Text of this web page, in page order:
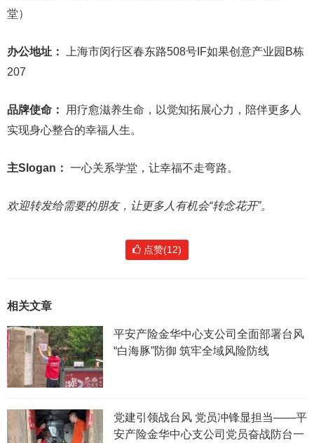
堂）
办公地址：
上海市闵行区春东路508号IF如果创意产业园B栋
207
品牌使命：
用疗愈滋养生命，以觉知拓展心力，陪伴更多人
实现身心整合的幸福人生。
主Slogan： 一心关系学堂，让幸福不走弯路。
欢迎转发给需要的朋友，让更多人有机会“转念花开”。
点赞(12)
相关文章
平安产险金华中心支公司全面部署台风
“白海豚”防御 筑牢全域风险防线
党建引领战台风 党员冲锋显担当——平
安产险金华中心支公司党员奋战防台一